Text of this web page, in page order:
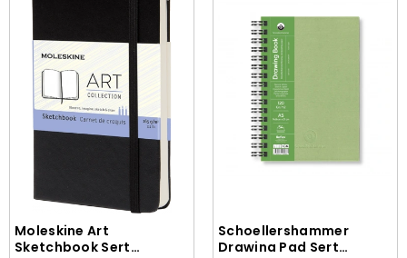
Sepete Ekle
Moleskine Art
Sketchbook Sert
Sepete Ekle
Schoellershammer
Drawing Pad Sert